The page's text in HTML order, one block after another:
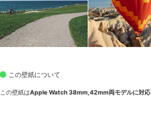
この壁紙について
この壁紙はApple Watch 38mm,42mm両モデルに対応